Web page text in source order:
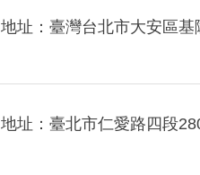
地址：臺灣台北市大安區
地址：臺北市仁愛路四段